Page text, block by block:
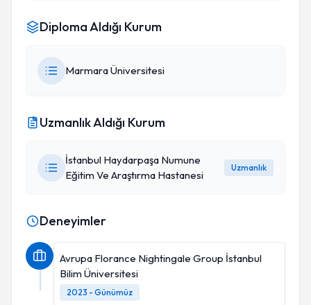
Diploma Aldığı Kurum
Marmara Üniversitesi
Uzmanlık Aldığı Kurum
İstanbul Haydarpaşa Numune
Eğitim Ve Araştırma Hastanesi
Uzmanlık
Deneyimler
Avrupa Florance Nightingale Group İstanbul
Bilim Üniversitesi
2023 - Günümüz